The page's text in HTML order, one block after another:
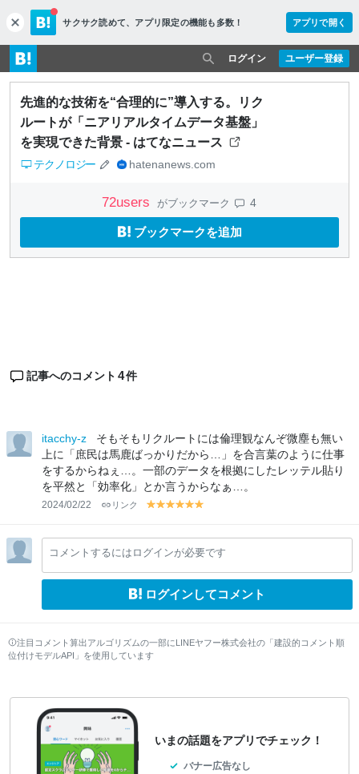
c
l
o
s
e
サクサク読めて、 アプリ限定の機能も多数！ アプリで開く
ユーザー登録
ログイン
先進的な技術を“合理的に”導入する。リク
ルートが「ニアリアルタイムデータ基盤」
を実現できた背景 - はてなニュース
テクノロジー hatenanews.com
72users がブックマーク 4
ブックマークを追加
記事へのコメント 4件
itacchy-z
そもそもリクルートには倫理観なんぞ微塵も無い
上に「庶民は馬鹿ばっかりだから…」を合言葉のように仕事
をするからねぇ…。一部のデータを根拠にしたレッテル貼り
を平然と「効率化」とか言うからなぁ…。
2024/02/22 リンク
y
lo
w
y
lo
w
y
lo
w
y
lo
w
y
lo
w
lo
w
コメントするにはログインが必要です
ログインしてコメント
注目コメント算出アルゴリズムの一部にLINEヤフー株式会社の「建設的コメント順
位付けモデルAPI」を使用しています
いまの話題をアプリでチェック！
バナー広告なし